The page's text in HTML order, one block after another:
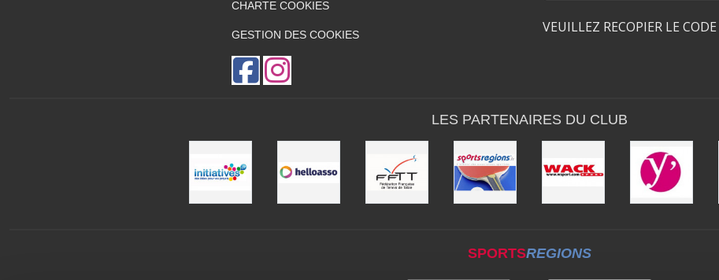
CHARTE COOKIES
GESTION DES COOKIES VEUILLEZ RECOPIER LE CODE
LES PARTENAIRES DU CLUB
SPORTSREGIONS